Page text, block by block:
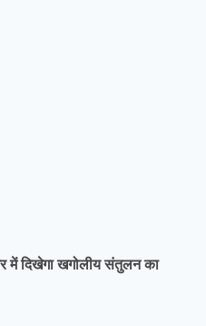
में दिखेगा खगोलीय संतुलन का